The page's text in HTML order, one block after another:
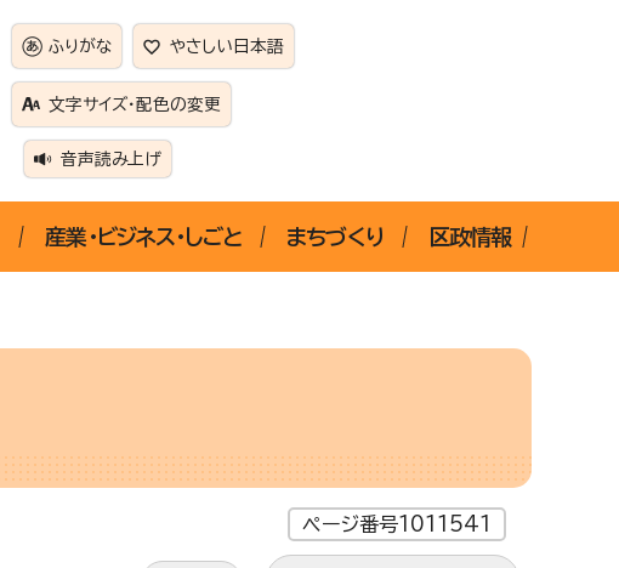
ふりがな やさしい日本語
文字サイズ・配色の変更
音声読み上げ
産業・ビジネス・しごと まちづくり 区政情報
ページ番号1011541